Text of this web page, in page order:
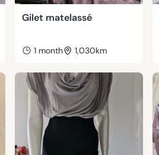
Gilet matelassé
1 month 1,030km